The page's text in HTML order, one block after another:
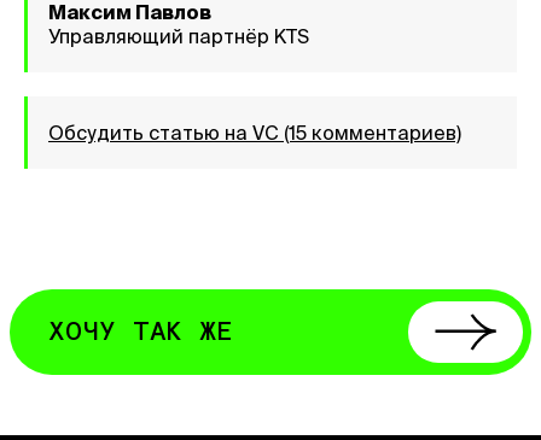
Максим Павлов
Управляющий партнёр KTS
Обсудить статью на VC (15 комментариев)
ХОЧУ ТАК ЖЕ